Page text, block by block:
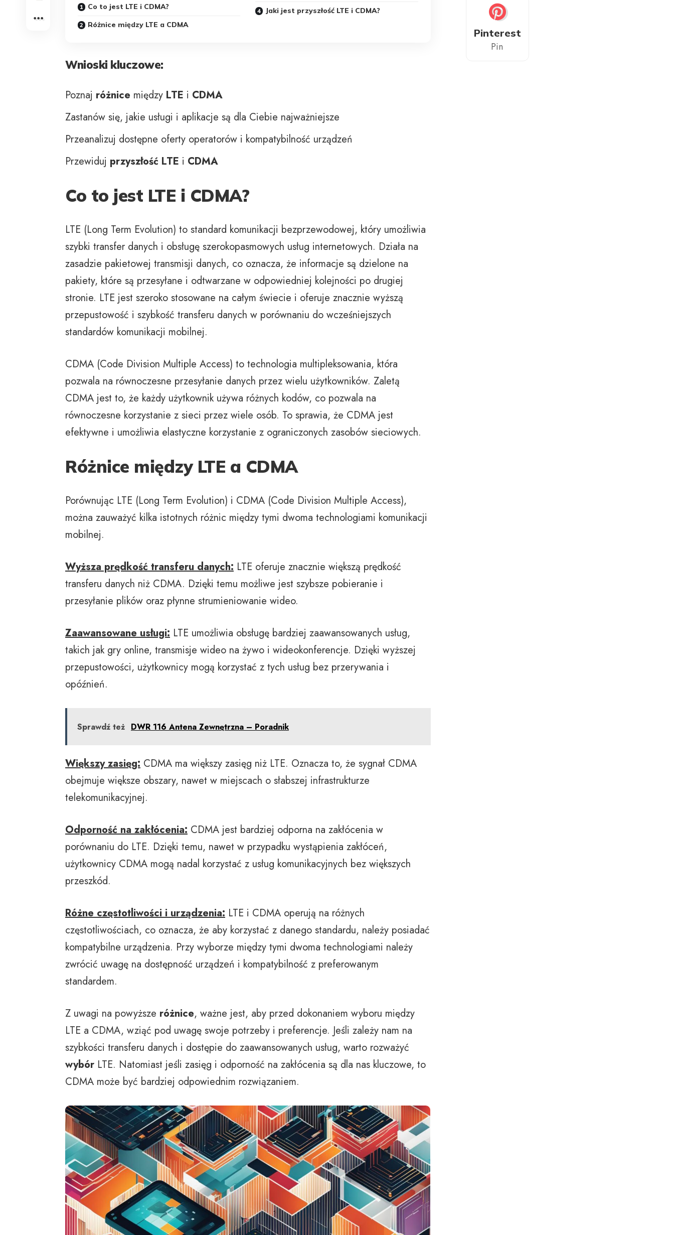
Co to jest LTE i CDMA?
Różnice między LTE a CDMA
Jaki jest przyszłość LTE i CDMA?
Wnioski kluczowe:
Poznaj różnice między LTE i CDMA
Zastanów się, jakie usługi i aplikacje są dla Ciebie najważniejsze
Przeanalizuj dostępne oferty operatorów i kompatybilność urządzeń
Przewiduj przyszłość LTE i CDMA
Co to jest LTE i CDMA?
LTE (Long Term Evolution) to standard komunikacji bezprzewodowej, który umożliwia
szybki transfer danych i obsługę szerokopasmowych usług internetowych. Działa na
zasadzie pakietowej transmisji danych, co oznacza, że informacje są dzielone na
pakiety, które są przesyłane i odtwarzane w odpowiedniej kolejności po drugiej
stronie. LTE jest szeroko stosowane na całym świecie i oferuje znacznie wyższą
przepustowość i szybkość transferu danych w porównaniu do wcześniejszych
standardów komunikacji mobilnej.
CDMA (Code Division Multiple Access) to technologia multipleksowania, która
pozwala na równoczesne przesyłanie danych przez wielu użytkowników. Zaletą
CDMA jest to, że każdy użytkownik używa różnych kodów, co pozwala na
równoczesne korzystanie z sieci przez wiele osób. To sprawia, że CDMA jest
efektywne i umożliwia elastyczne korzystanie z ograniczonych zasobów sieciowych.
Różnice między LTE a CDMA
Porównując LTE (Long Term Evolution) i CDMA (Code Division Multiple Access),
można zauważyć kilka istotnych różnic między tymi dwoma technologiami komunikacji
mobilnej.
Wyższa prędkość transferu danych: LTE oferuje znacznie większą prędkość
transferu danych niż CDMA. Dzięki temu możliwe jest szybsze pobieranie i
przesyłanie plików oraz płynne strumieniowanie wideo.
Zaawansowane usługi: LTE umożliwia obsługę bardziej zaawansowanych usług,
takich jak gry online, transmisje wideo na żywo i wideokonferencje. Dzięki wyższej
przepustowości, użytkownicy mogą korzystać z tych usług bez przerywania i
opóźnień.
Sprawdź też DWR 116 Antena Zewnętrzna – Poradnik
Większy zasięg: CDMA ma większy zasięg niż LTE. Oznacza to, że sygnał CDMA
obejmuje większe obszary, nawet w miejscach o słabszej infrastrukturze
telekomunikacyjnej.
Odporność na zakłócenia: CDMA jest bardziej odporna na zakłócenia w
porównaniu do LTE. Dzięki temu, nawet w przypadku wystąpienia zakłóceń,
użytkownicy CDMA mogą nadal korzystać z usług komunikacyjnych bez większych
przeszkód.
Różne częstotliwości i urządzenia: LTE i CDMA operują na różnych
częstotliwościach, co oznacza, że aby korzystać z danego standardu, należy posiadać
kompatybilne urządzenia. Przy wyborze między tymi dwoma technologiami należy
zwrócić uwagę na dostępność urządzeń i kompatybilność z preferowanym
standardem.
Z uwagi na powyższe różnice, ważne jest, aby przed dokonaniem wyboru między
LTE a CDMA, wziąć pod uwagę swoje potrzeby i preferencje. Jeśli zależy nam na
szybkości transferu danych i dostępie do zaawansowanych usług, warto rozważyć
wybór LTE. Natomiast jeśli zasięg i odporność na zakłócenia są dla nas kluczowe, to
CDMA może być bardziej odpowiednim rozwiązaniem.
Pinterest
Pin